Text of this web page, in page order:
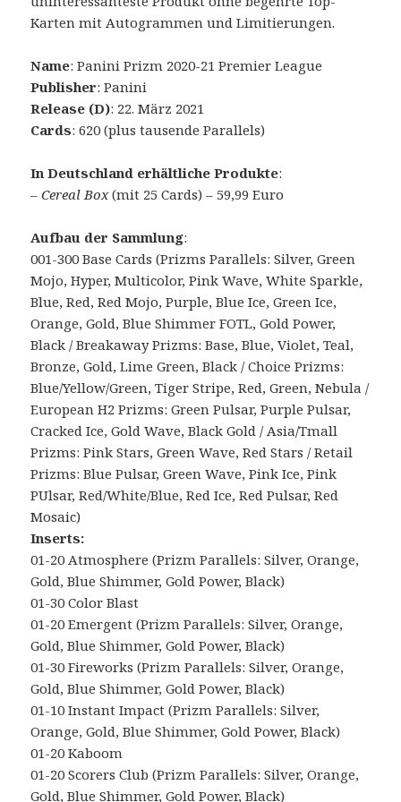
Karten mit Autogrammen und Limitierungen.
Name: Panini Prizm 2020-21 Premier League
Publisher: Panini
Release (D): 22. März 2021
Cards: 620 (plus tausende Parallels)
In Deutschland erhältliche Produkte:
–Cereal Box(mit 25 Cards) – 59,99 Euro
Aufbau der Sammlung:
001-300 Base Cards (Prizms Parallels: Silver, Green
Mojo, Hyper, Multicolor, Pink Wave, White Sparkle,
Blue, Red, Red Mojo, Purple, Blue Ice, Green Ice,
Orange, Gold, Blue Shimmer FOTL, Gold Power,
Black / Breakaway Prizms: Base, Blue, Violet, Teal,
Bronze, Gold, Lime Green, Black / Choice Prizms:
Blue/Yellow/Green, Tiger Stripe, Red, Green, Nebula /
European H2 Prizms: Green Pulsar, Purple Pulsar,
Cracked Ice, Gold Wave, Black Gold / Asia/Tmall
Prizms: Pink Stars, Green Wave, Red Stars / Retail
Prizms: Blue Pulsar, Green Wave, Pink Ice, Pink
PUlsar, Red/White/Blue, Red Ice, Red Pulsar, Red
Mosaic)
Inserts:
01-20 Atmosphere (Prizm Parallels: Silver, Orange,
Gold, Blue Shimmer, Gold Power, Black)
01-30 Color Blast
01-20 Emergent (Prizm Parallels: Silver, Orange,
Gold, Blue Shimmer, Gold Power, Black)
01-30 Fireworks (Prizm Parallels: Silver, Orange,
Gold, Blue Shimmer, Gold Power, Black)
01-10 Instant Impact (Prizm Parallels: Silver,
Orange, Gold, Blue Shimmer, Gold Power, Black)
01-20 Kaboom
01-20 Scorers Club (Prizm Parallels: Silver, Orange,
Gold, Blue Shimmer, Gold Power, Black)